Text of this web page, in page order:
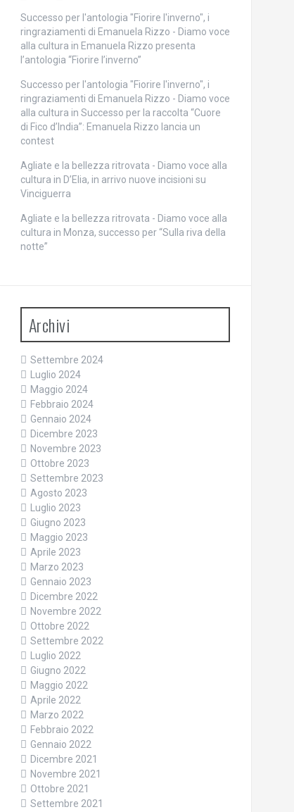
Successo per l'antologia "Fiorire l'inverno", i
ringraziamenti di Emanuela Rizzo - Diamo voce
alla cultura in Emanuela Rizzo presenta
l’antologia “Fiorire l’inverno”
Successo per l'antologia "Fiorire l'inverno", i
ringraziamenti di Emanuela Rizzo - Diamo voce
alla cultura in Successo per la raccolta “Cuore
di Fico d’India”: Emanuela Rizzo lancia un
contest
Agliate e la bellezza ritrovata - Diamo voce alla
cultura in D’Elia, in arrivo nuove incisioni su
Vinciguerra
Agliate e la bellezza ritrovata - Diamo voce alla
cultura in Monza, successo per “Sulla riva della
notte”
Archivi
Settembre 2024
Luglio 2024
Maggio 2024
Febbraio 2024
Gennaio 2024
Dicembre 2023
Novembre 2023
Ottobre 2023
Settembre 2023
Agosto 2023
Luglio 2023
Giugno 2023
Maggio 2023
Aprile 2023
Marzo 2023
Gennaio 2023
Dicembre 2022
Novembre 2022
Ottobre 2022
Settembre 2022
Luglio 2022
Giugno 2022
Maggio 2022
Aprile 2022
Marzo 2022
Febbraio 2022
Gennaio 2022
Dicembre 2021
Novembre 2021
Ottobre 2021
Settembre 2021